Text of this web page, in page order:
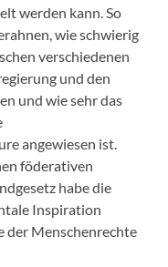
werden kann. So
wie schwierig
verschiedenen
und den
und wie sehr das
angewiesen ist.
föderativen
habe die
Inspiration
der Menschenrechte